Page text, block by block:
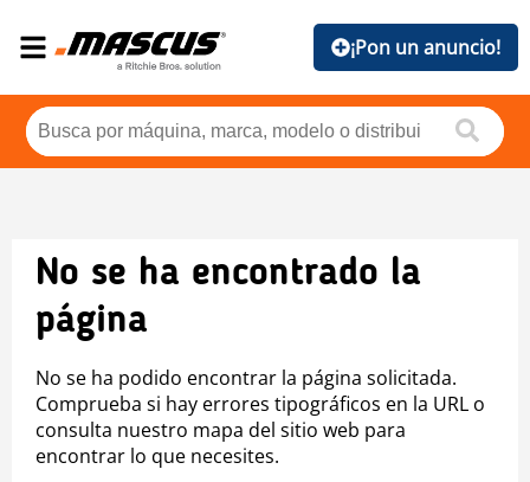
¡Pon un anuncio!
No se ha encontrado la
página
No se ha podido encontrar la página solicitada.
Comprueba si hay errores tipográficos en la URL o
consulta nuestro mapa del sitio web para
encontrar lo que necesites.